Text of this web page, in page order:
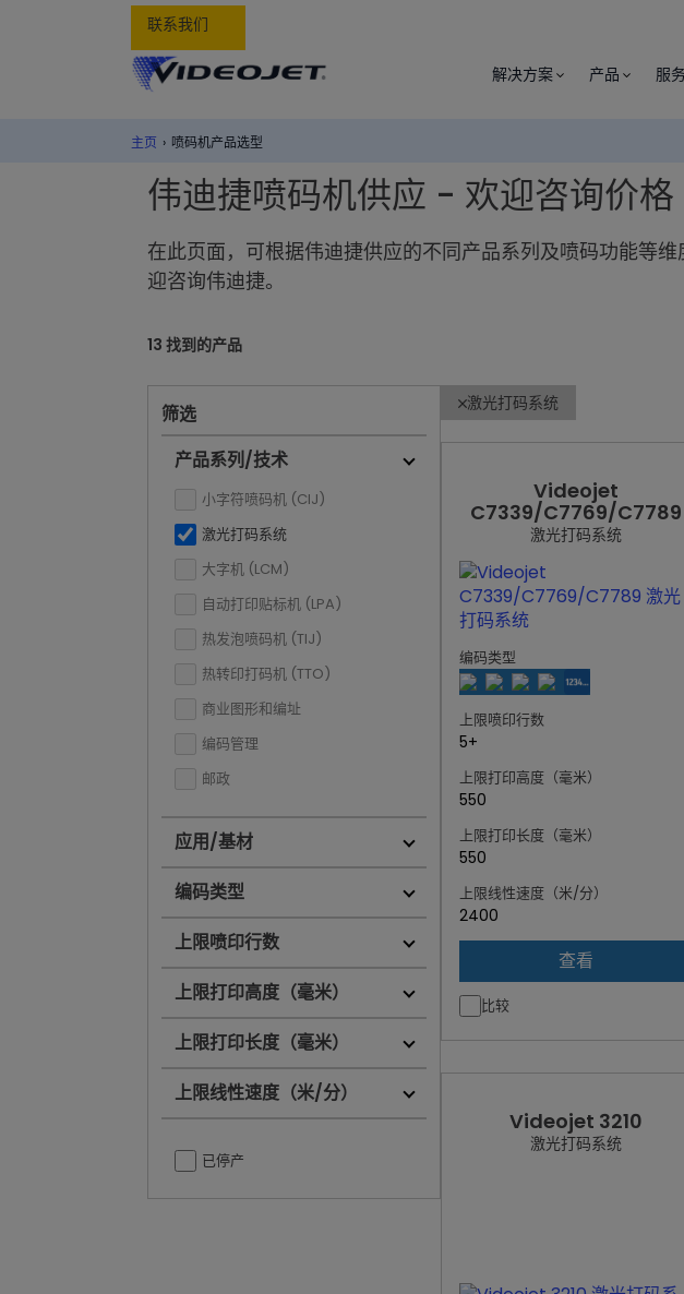
联系我们
解决方案 产品 服
主页 › 喷码机产品选型
伟迪捷喷码机供应 - 欢迎咨询价格
在此页面，可根据伟迪捷供应的不同产品系列及喷码功能等
迎咨询伟迪捷。
13 找到的产品
筛选
产品系列/技术
小字符喷码机 (CIJ)
激光打码系统
大字机 (LCM)
自动打印贴标机 (LPA)
热发泡喷码机 (TIJ)
热转印打码机 (TTO)
商业图形和编址
编码管理
邮政
应用/基材
编码类型
上限喷印行数
上限打印高度（毫米）
上限打印长度（毫米）
上限线性速度（米/分）
已停产
激光打码系统
Videojet
C7339/C7769/C7789
激光打码系统
编码类型
上限喷印行数
5+
上限打印高度（毫米）
550
上限打印长度（毫米）
550
上限线性速度（米/分）
2400
查看
比较
Videojet 3210
激光打码系统